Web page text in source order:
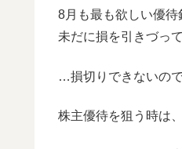
8月も最も欲しい優
未だに損を引きづっ
…損切りできないの
株主優待を狙う時は